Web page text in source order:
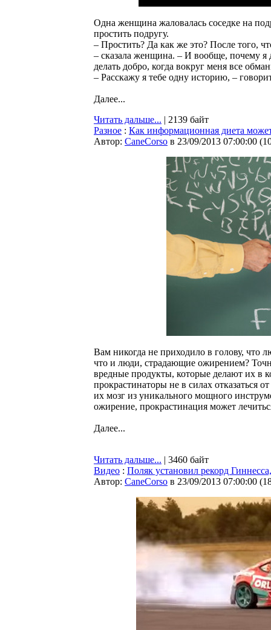
Одна женщина жаловалась соседке на
простить подругу.
– Простить? Да как же это? После того,
– сказала женщина. – И вообще, почему
делать добро, когда вокруг меня все
– Расскажу я тебе одну историю, –
Далее...
Читать дальше... | 2139 байт
Разное : Как информационная диета
Автор: CaneCorso в 23/09/2013 07:00:00 (
Вам никогда не приходило в голову,
что и люди, страдающие ожирением?
вредные продукты, которые делают их в
прокрастинаторы не в силах отказаться
их мозг из уникального мощного
ожирение, прокрастинация может
Далее...
Читать дальше... | 3460 байт
Видео : Поляк установил рекорд
Автор: CaneCorso в 23/09/2013 07:00:00 (